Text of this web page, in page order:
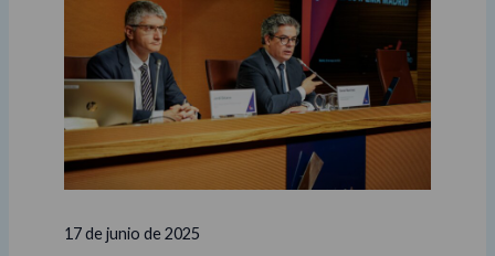
17 de junio de 2025